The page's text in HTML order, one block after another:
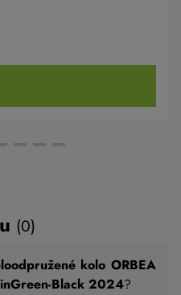
(0)
kolo ORBEA
Black 2024?